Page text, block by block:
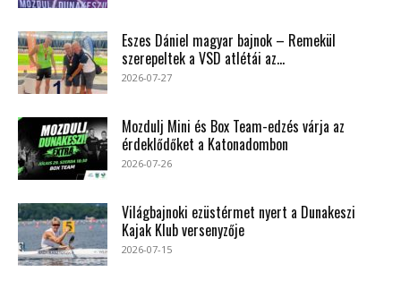
Eszes Dániel magyar bajnok – Remekül
szerepeltek a VSD atlétái az...
2026-07-27
Mozdulj Mini és Box Team-edzés várja az
érdeklődőket a Katonadombon
2026-07-26
Világbajnoki ezüstérmet nyert a Dunakeszi
Kajak Klub versenyzője
2026-07-15